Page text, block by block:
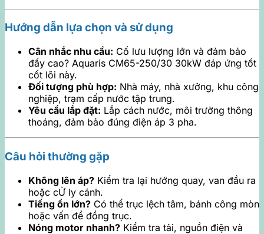
Hướng dẫn lựa chọn và sử dụng
Cân nhắc nhu cầu: Cố lưu lượng lớn và đảm bảo
đẩy cao? Aquaris CM65-250/30 30kW đáp ứng tốt
cốt lõi này.
Đối tượng phù hợp: Nhà máy, nhà xưởng, khu công
nghiệp, trạm cấp nước tập trung.
Yêu cầu lắp đặt: Lắp cách nước, môi trường thông
thoáng, đảm bảo đúng điện áp 3 pha.
Câu hỏi thường gặp
Không lên áp? Kiểm tra lại hướng quay, van đầu ra
hoặc cỬ ly cánh.
Tiếng ồn lớn? Có thể trục lệch tâm, bánh công mòn
hoặc vấn đề đồng trục.
Nóng motor nhanh? Kiểm tra tải, nguồn điện và